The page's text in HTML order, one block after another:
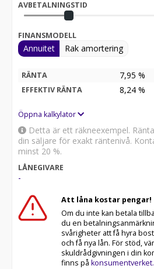
- Framhjulsdrift
Bilen står på vårt logistikcenter
din önskade plats efter köp.
OBS: Autohero tar inget ansvar
ges av tidigare ägare, tillverkaren
och fel förbehålls.
Nedsläckning av 2g och 3g-nät:
December 2025 kommer
att en del av de aktuella bilarna
inte längre vara tillgängliga.
Om du vill veta mer om vad som
rekommenderar vi att du
fordonets tillverkare.
AVBETALNINGSTID
FINANSMODELL
Annuitet Rak amortering
RÄNTA 7,95 %
EFFEKTIV RÄNTA 8,24 %
Öppna kalkylator
Detta är ett räkneexempel.
din säljare för exakt räntenivå.
minst 20 %.
LÅNEGIVARE
-
Att låna kostar pengar!
Om du inte kan betala
du en
svårigheter att få hyra
och få nya lån. För stöd,
skuldrådgivningen i din
finns på